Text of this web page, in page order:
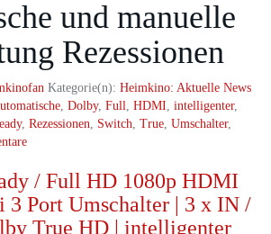
und manuelle
Rezessionen
Kategorie(n): Heimkino: Aktuelle News
, Dolby, Full, HDMI, intelligenter,
, Rezessionen, Switch, True, Umschalter,
/ Full HD 1080p HDMI
3 Port Umschalter | 3 x IN /
True HD | intelligenter